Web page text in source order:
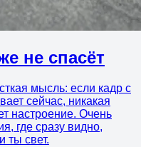
не спасёт
мысль: если кадр с
сейчас, никакая
настроение. Очень
где сразу видно,
ты свет.